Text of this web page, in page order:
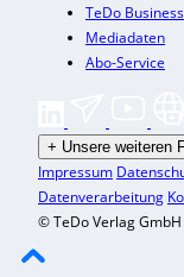
TeDo Business
Mediadaten
Abo-Service
+ Unsere weiteren
Impressum
Datenverarbeitung
© TeDo Verlag